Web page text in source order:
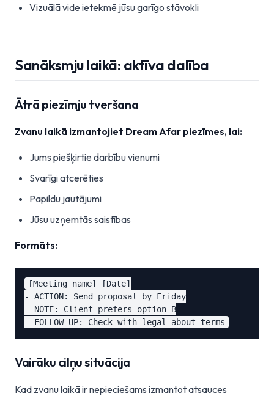
Vizuālā vide ietekmē jūsu garīgo stāvokli
Sanāksmju laikā: aktīva dalība
Ātrā piezīmju tveršana
Zvanu laikā izmantojiet Dream Afar piezīmes, lai:
Jums piešķirtie darbību vienumi
Svarīgi atcerēties
Papildu jautājumi
Jūsu uzņemtās saistības
Formāts:
[Meeting name] [Date]
- ACTION: Send proposal by Friday
- NOTE: Client prefers option B
Vairāku cilņu situācija
Kad zvanu laikā ir nepieciešams izmantot atsauces